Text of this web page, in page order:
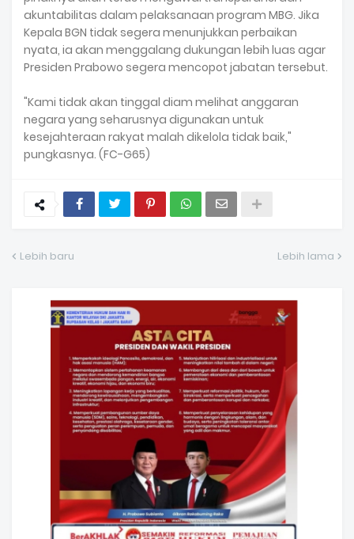
akuntabilitas dalam pelaksanaan program MBG. Jika
Kepala BGN tidak segera menunjukkan perbaikan
nyata, ia akan menggalang dukungan lebih luas agar
Presiden Prabowo segera mencopot jabatan tersebut.
"Kami tidak akan tinggal diam melihat anggaran
negara yang seharusnya digunakan untuk
kesejahteraan rakyat malah dikelola tidak baik,"
pungkasnya. (FC-G65)
Lebih baru Lebih lama